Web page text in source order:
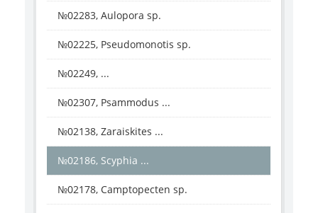
№02283, Aulopora sp.
№02225, Pseudomonotis sp.
№02249, ...
№02307, Psammodus ...
№02138, Zaraiskites ...
№02186, Scyphia ...
№02178, Camptopecten sp.